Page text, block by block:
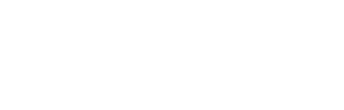
Sozialpädagoge mit ausländischer